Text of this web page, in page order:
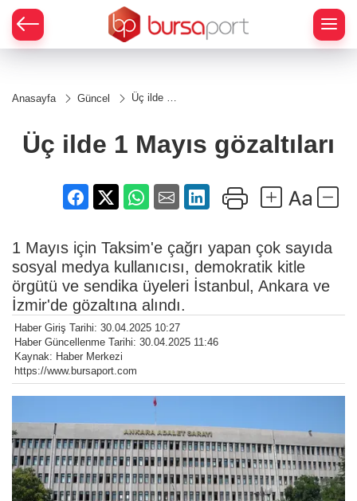
Anasayfa Güncel
Üç ilde 1
Üç ilde 1 Mayıs gözaltıları
1 Mayıs için Taksim'e çağrı yapan çok sayıda
sosyal medya kullanıcısı, demokratik kitle
örgütü ve sendika üyeleri İstanbul, Ankara ve
İzmir'de gözaltına alındı.
Haber Giriş Tarihi: 30.04.2025 10:27
Haber Güncellenme Tarihi: 30.04.2025 11:46
Kaynak: Haber Merkezi
https://www.bursaport.com